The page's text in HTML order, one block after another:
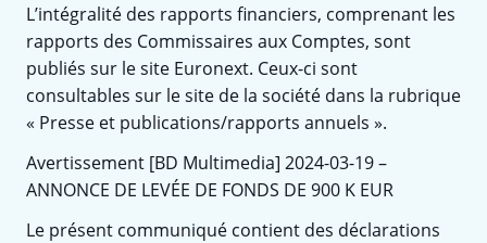
L’intégralité des rapports financiers, comprenant les
rapports des Commissaires aux Comptes, sont
publiés sur le site Euronext. Ceux-ci sont
consultables sur le site de la société dans la rubrique
« Presse et publications/rapports annuels ».
Avertissement [BD Multimedia] 2024-03-19 –
ANNONCE DE LEVÉE DE FONDS DE 900 K EUR
Le présent communiqué contient des déclarations